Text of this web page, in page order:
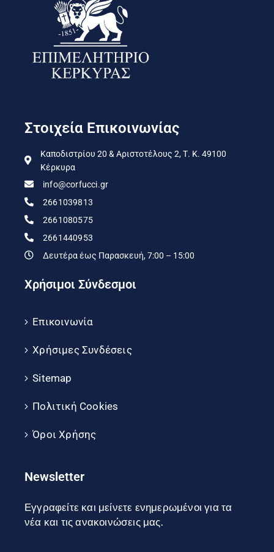
Στοιχεία Επικοινωνίας
Καποδιστρίου 20 & Αριστοτέλους 2, Τ. Κ. 49100
Κέρκυρα
info@corfucci.gr
2661039813
2661080575
2661440953
Δευτέρα έως Παρασκευή, 7:00 – 15:00
Χρήσιμοι Σύνδεσμοι
Επικοινωνία
Χρήσιμες Συνδέσεις
Sitemap
Πολιτική Cookies
Όροι Χρήσης
Newsletter
Εγγραφείτε και μείνετε ενημερωμένοι για τα
νέα και τις ανακοινώσεις μας.